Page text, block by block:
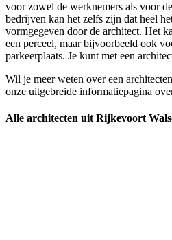
voor zowel de werknemers als voor
bedrijven kan het zelfs zijn dat heel
vormgegeven door de architect. Het
een perceel, maar bijvoorbeeld ook
parkeerplaats. Je kunt met een
Wil je meer weten over een
onze uitgebreide informatiepagina
Alle architecten uit Rijkevoort